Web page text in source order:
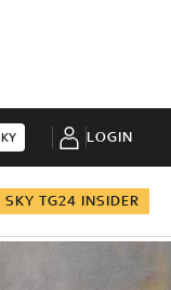
LOGIN
SKY TG24 INSIDER